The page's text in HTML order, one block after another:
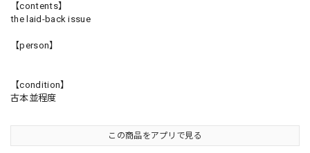
【contents】
the laid-back issue
【person】
【condition】
古本並程度
この商品をアプリで見る